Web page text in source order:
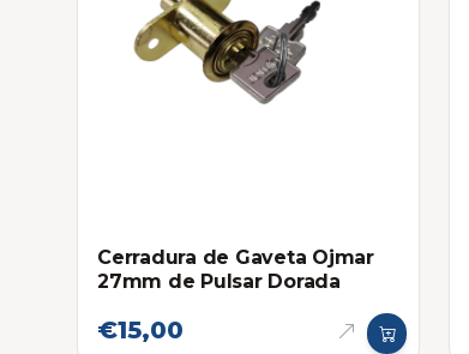
Cerradura de Gaveta Ojmar
27mm de Pulsar Dorada
€15,00